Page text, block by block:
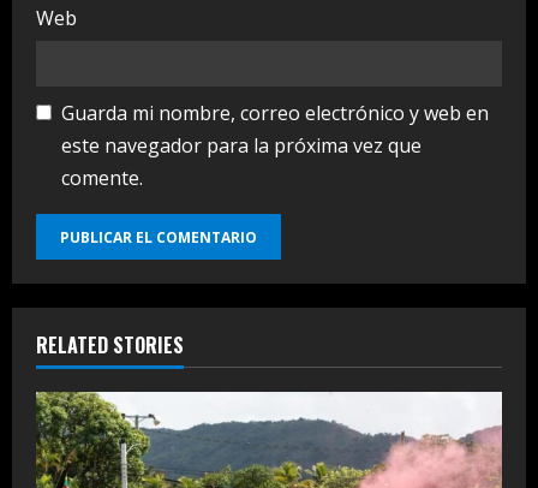
Web
Guarda mi nombre, correo electrónico y web en
este navegador para la próxima vez que
comente.
RELATED STORIES